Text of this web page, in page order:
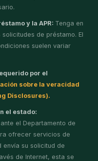
y la APR: Tenga en
de préstamo. El
suelen variar
por el
sobre la veracidad
Disclosures).
el estado:
el Departamento de
ofrecer servicios de
envía su solicitud de
de Internet, esta se